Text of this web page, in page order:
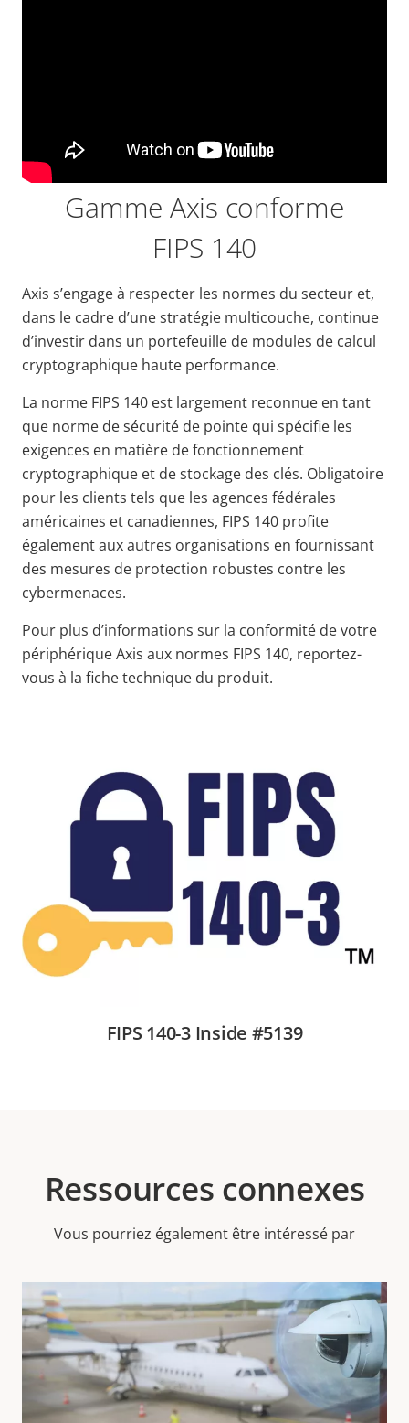
Gamme Axis conforme
FIPS 140
Axis s’engage à respecter les normes du secteur et,
dans le cadre d’une stratégie multicouche, continue
d’investir dans un portefeuille de modules de calcul
cryptographique haute performance.
La norme FIPS 140 est largement reconnue en tant
que norme de sécurité de pointe qui spécifie les
exigences en matière de fonctionnement
cryptographique et de stockage des clés. Obligatoire
pour les clients tels que les agences fédérales
américaines et canadiennes, FIPS 140 profite
également aux autres organisations en fournissant
des mesures de protection robustes contre les
cybermenaces.
Pour plus d’informations sur la conformité de votre
périphérique Axis aux normes FIPS 140, reportez-
vous à la fiche technique du produit.
FIPS 140-3 Inside #5139
Ressources connexes
Vous pourriez également être intéressé par